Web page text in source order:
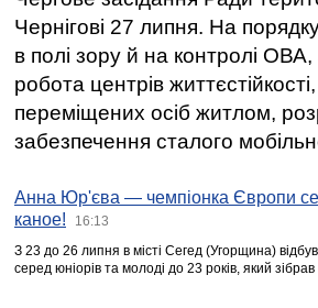
Чернігові 27 липня. На
в полі зору й на контролі
робота центрів
переміщених осіб житлом,
забезпечення сталого
Анна Юр'єва — чемпіонка Європи
каное!
16:13
З 23 до 26 липня в місті Сегед (Угорщина)
серед юніорів та молоді до 23 років, який